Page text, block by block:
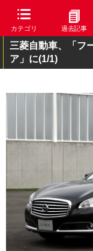
カテゴリ 過去記事
三菱自動車、「フ
ア」に(1/1)